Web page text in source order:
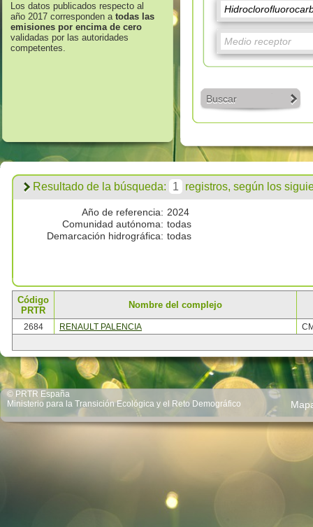
Los datos publicados respecto al
año 2017 corresponden atodas las
emisiones por encima de cero
validadas por las autoridades
competentes.
Buscar
Resultado de la búsqueda: 1 registros, según los
Año de referencia: 2024
Comunidad autónoma: todas
Demarcación hidrográfica: todas
Código
PRTR
Nombre del complejo
2684 RENAULT PALENCIA
© PRTR España
Ministerio para la Transición Ecológica y el Reto Demográfico